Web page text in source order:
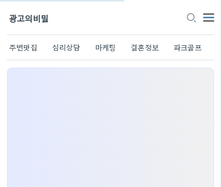
광고의비밀
주변맛집 심리상담 마케팅 결혼정보 파크골프